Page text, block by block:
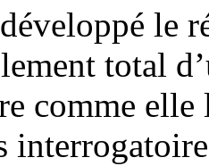
le
total
comme elle